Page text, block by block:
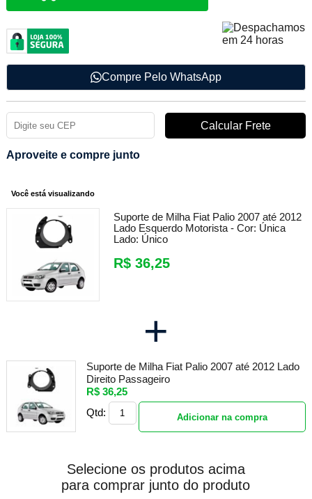
Compre Pelo WhatsApp
Aproveite e compre junto
Você está visualizando
Suporte de Milha Fiat Palio 2007 até 2012
Lado Esquerdo Motorista - Cor: Única
Lado: Único
R$ 36,25
+
Suporte de Milha Fiat Palio 2007 até 2012 Lado
Direito Passageiro
R$ 36,25
Qtd:
Adicionar na compra
Selecione os produtos acima
para comprar junto do produto